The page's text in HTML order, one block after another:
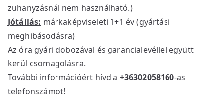
zuhanyzásnál nem használható.)
Jótállás: márkaképviseleti 1+1 év (gyártási
meghibásodásra)
Az óra gyári dobozával és garancialevéllel együtt
kerül csomagolásra.
További információért hívd a +36302058160-as
telefonszámot!